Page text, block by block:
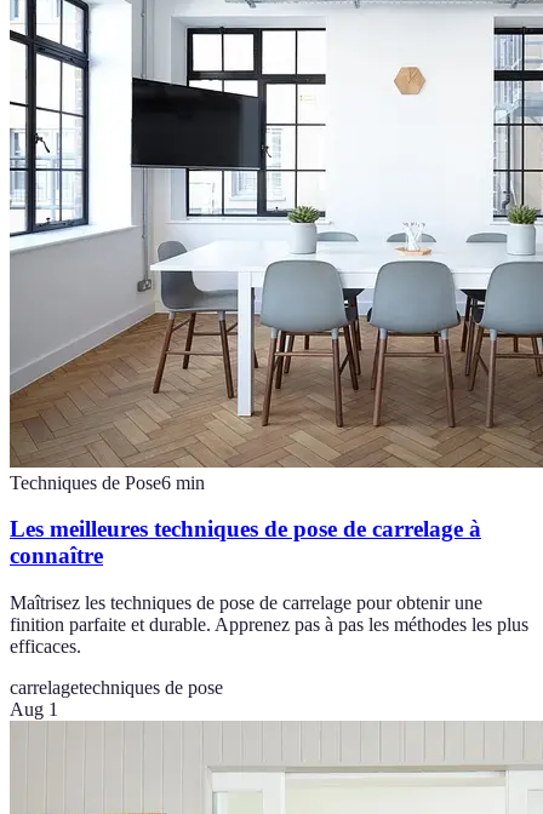
Techniques de Pose6 min
Les meilleures techniques de pose de carrelage à
connaître
Maîtrisez les techniques de pose de carrelage pour obtenir une
finition parfaite et durable. Apprenez pas à pas les méthodes les plus
efficaces.
carrelagetechniques de pose
Aug 1